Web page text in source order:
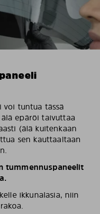
voi tuntua tässä
epäröi taivuttaa
(älä kuitenkaan
sen kauttaaltaan
tummennuspaneelit
ikkunalasia, niin